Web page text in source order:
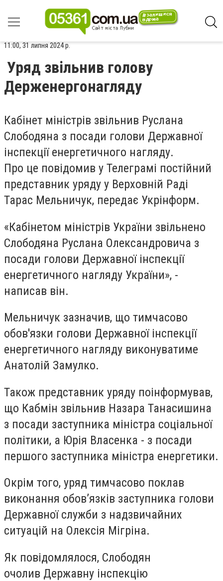
11:00, 31 липня 2024 р.
Уряд звільнив голову
Держенергонагляду
Кабінет міністрів звільнив Руслана
Слободяна з посади голови Державної
інспекції енергетичного нагляду.
Про це повідомив у Телеграмі постійний
представник уряду у Верховній Раді
Тарас Мельничук, передає Укрінформ.
«Кабінетом міністрів України звільнено
Слободяна Руслана Олександровича з
посади голови Державної інспекції
енергетичного нагляду України», -
написав він.
Мельничук зазначив, що тимчасово
обов'язки голови Державної інспекції
енергетичного нагляду виконуватиме
Анатолій Замулко.
Також представник уряду поінформував,
що Кабмін звільнив Назара Танасишина
з посади заступника міністра соціальної
політики, а Юрія Власенка - з посади
першого заступника міністра енергетики.
Окрім того, уряд тимчасово поклав
виконання обовʼязків заступника голови
Державної служби з надзвичайних
ситуацій на Олексія Мігріна.
Як повідомлялося, Слободян
очолив Державну інспекцію